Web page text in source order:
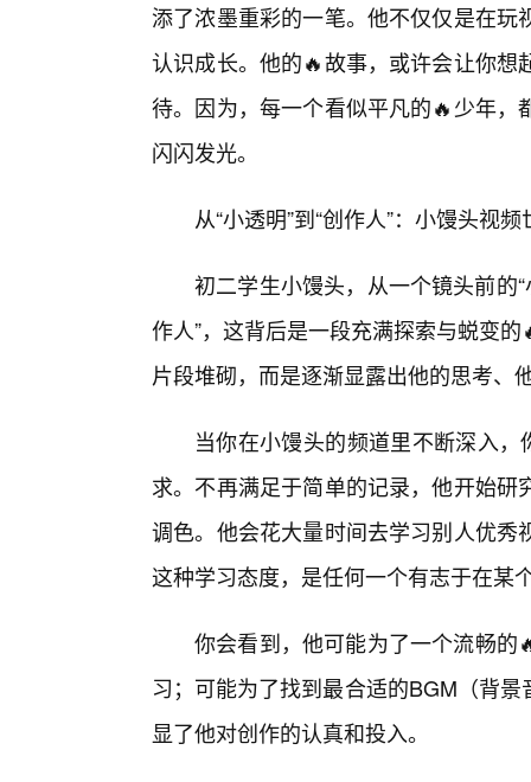
添了浓墨重彩的一笔。他不仅仅是在
认识成长。他的🔥故事，或许会让你
待。因为，每一个看似平凡的🔥少年
闪闪发光。
从“小透明”到“创作人”：小馒头视
初二学生小馒头，从一个镜头前的
作人”，这背后是一段充满探索与蜕变
片段堆砌，而是逐渐显露出他的思考、
当你在小馒头的频道里不断深入
求。不再满足于简单的记录，他开始
调色。他会花大量时间去学习别人优
这种学习态度，是任何一个有志于在某
你会看到，他可能为了一个流畅的
习；可能为了找到最合适的BGM（背
显了他对创作的认真和投入。